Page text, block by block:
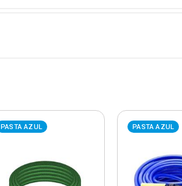
PASTA AZUL PASTA AZUL